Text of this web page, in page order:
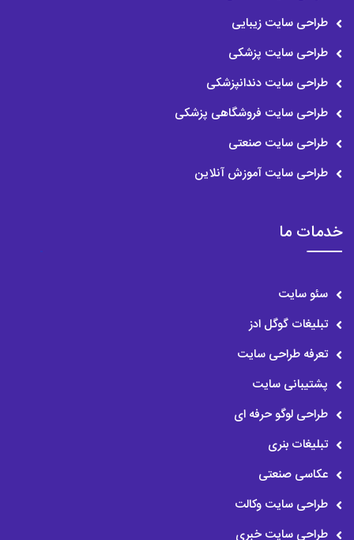
طراحی سایت زیبایی
طراحی سایت پزشکی
طراحی سایت دندانپزشکی
طراحی سایت فروشگاهی پزشکی
طراحی سایت صنعتی
طراحی سایت آموزش آنلاین
خدمات ما
سئو سایت
تبلیغات گوگل ادز
تعرفه طراحی سایت
پشتیبانی سایت
طراحی لوگو حرفه ای
تبلیغات بنری
عکاسی صنعتی
طراحی سایت وکالت
طراحی سایت خبری